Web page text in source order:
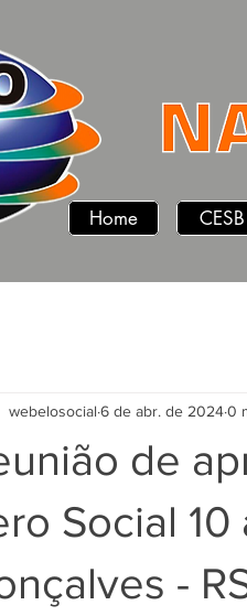
Home CESB
de
Social
-
webelosocial 6 de abr. de 20240